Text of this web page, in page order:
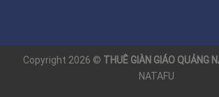
Copyright 2026 © THUÊ GIÀN GIÁO QUẢNG
NATAFU